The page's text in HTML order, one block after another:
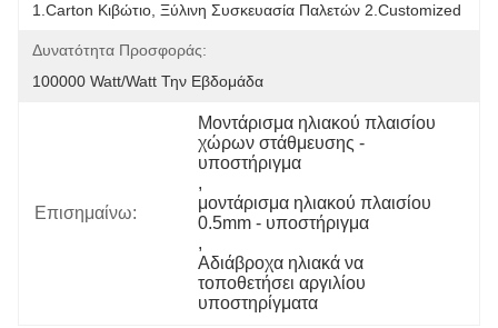
1.Carton Κιβώτιο, Ξύλινη Συσκευασία Παλετών 2.Customized
Δυνατότητα Προσφοράς:
100000 Watt/Watt Την Εβδομάδα
Επισημαίνω:
Μοντάρισμα ηλιακού πλαισίου
χώρων στάθμευσης -
υποστήριγμα
,
μοντάρισμα ηλιακού πλαισίου
0.5mm - υποστήριγμα
,
Αδιάβροχα ηλιακά να
τοποθετήσει αργιλίου
υποστηρίγματα